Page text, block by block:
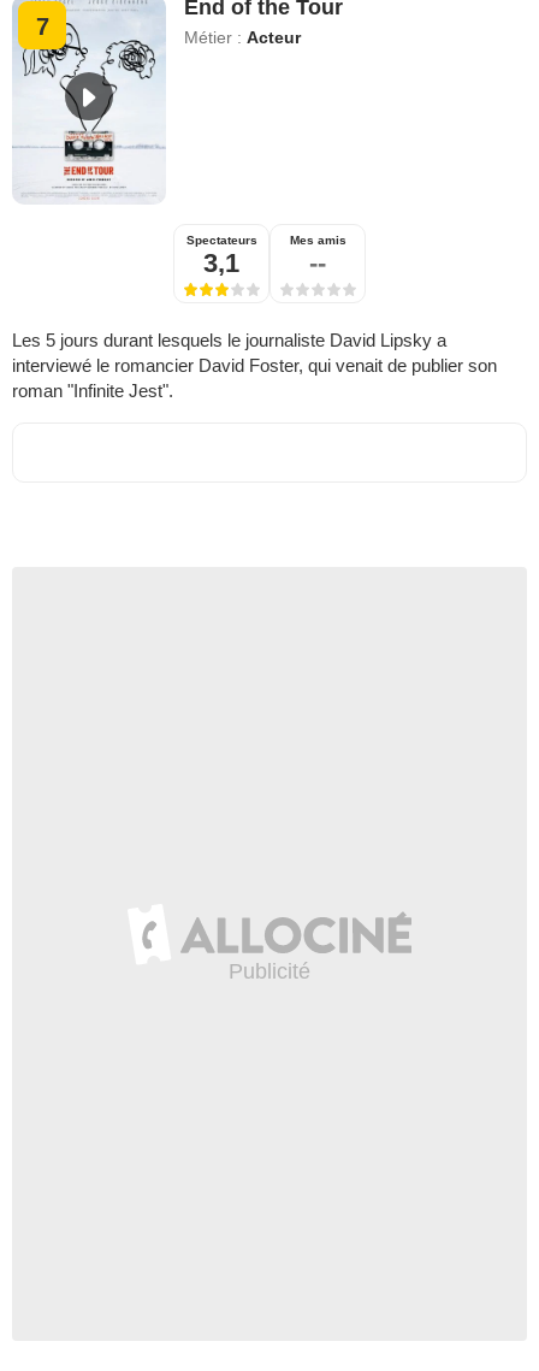
7
End of the Tour
Métier :Acteur
Spectateurs
3,1
Mes amis
--
Les 5 jours durant lesquels le journaliste David Lipsky a
interviewé le romancier David Foster, qui venait de publier son
roman "Infinite Jest".